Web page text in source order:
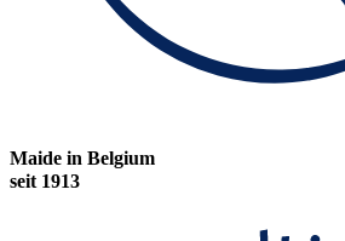
Maide in Belgium
seit 1913